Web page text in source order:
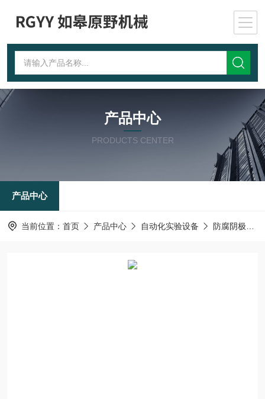
产品中心
PRODUCTS CENTER
产品中心
当前位置： 首页 产品中心 自动化实验设备 防腐阴极剥离试验装置